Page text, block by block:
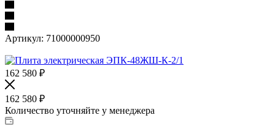
Артикул: 71000000950
162 580 ₽
162 580 ₽
Количество уточняйте у менеджера